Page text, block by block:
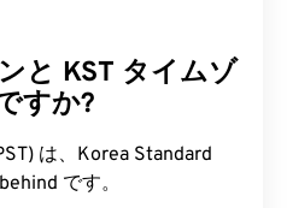
と KST タイムゾ
すか?
は、Korea Standard
です。